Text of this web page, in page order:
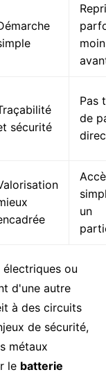
sécurité
Pas
de
un
ou
d'une autre
à des circuits
de sécurité,
métaux
le batterie